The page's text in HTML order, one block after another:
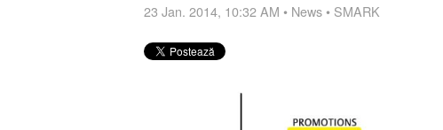
23 Jan. 2014, 10:32 AM • News • SMARK